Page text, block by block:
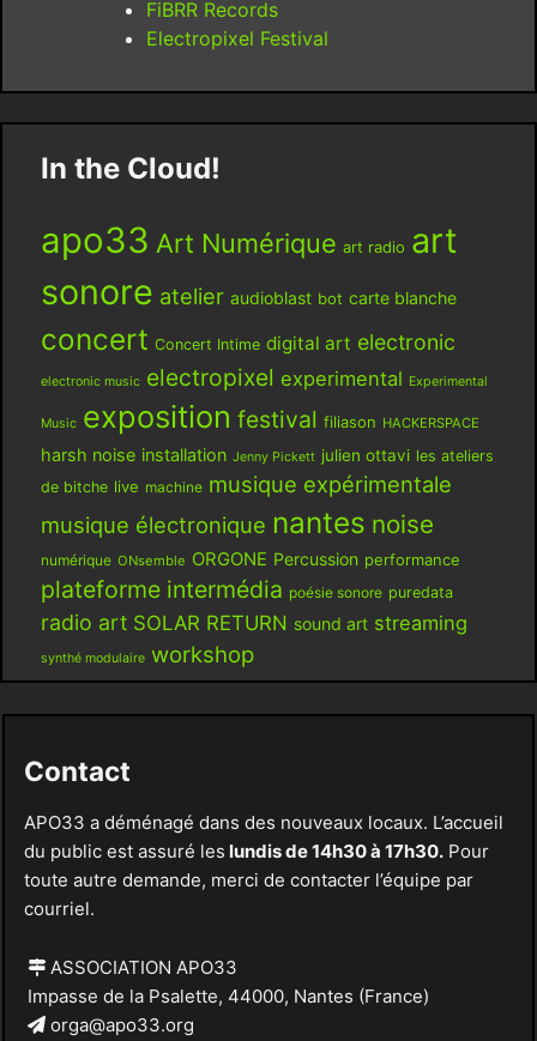
FiBRR Records
Electropixel Festival
In the Cloud!
apo33 Art Numérique art radio art
sonore atelier audioblast bot carte blanche
concert Concert Intime digital art electronic
electronic music electropixel experimental Experimental
Music exposition festival filiason HACKERSPACE
harsh noise installation Jenny Pickett julien ottavi les ateliers
de bitche live machine musique expérimentale
musique électronique nantes noise
numérique ONsemble ORGONE Percussion performance
plateforme intermédia poésie sonore puredata
radio art SOLAR RETURN sound art streaming
synthé modulaire workshop
Contact
APO33 a déménagé dans des nouveaux locaux. L’accueil
du public est assuré les lundis de 14h30 à 17h30.Pour
toute autre demande, merci de contacter l’équipe par
courriel.
ASSOCIATION APO33
Impasse de la Psalette, 44000, Nantes (France)
orga@apo33.org